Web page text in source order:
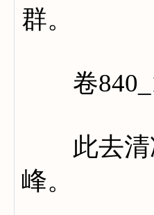
群。
卷
此去清凉
峰。